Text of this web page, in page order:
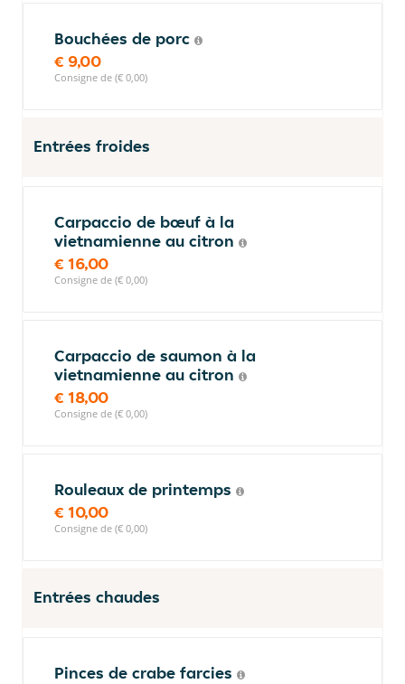
Bouchées de porc
€ 9,00
Consigne de (€ 0,00)
Entrées froides
Carpaccio de bœuf à la
vietnamienne au citron
€ 16,00
Consigne de (€ 0,00)
Carpaccio de saumon à la
vietnamienne au citron
€ 18,00
Consigne de (€ 0,00)
Rouleaux de printemps
€ 10,00
Consigne de (€ 0,00)
Entrées chaudes
Pinces de crabe farcies